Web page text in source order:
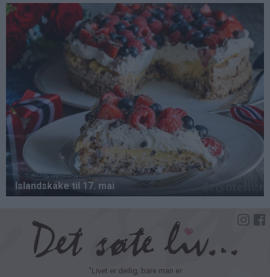
Hopp
hovedinnhold
"Livet er deilig, bare man er